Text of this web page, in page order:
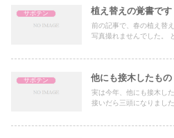
サボテン 植え替えの覚書です
前の記事で、春の植え替
写真撮れませんでした。
サボテン 他にも接木したもの
実は今年、他にも接木し
接いだら三頭になりまし